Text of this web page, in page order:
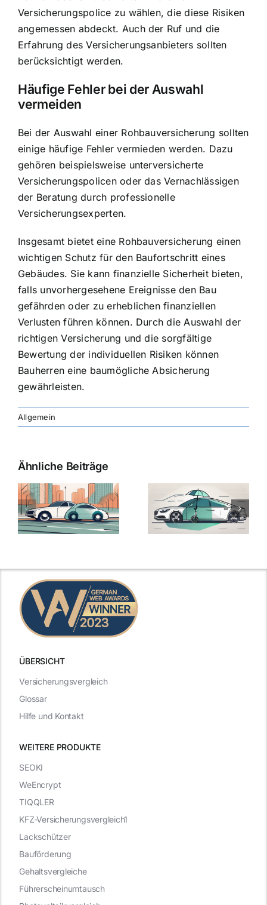
Versicherungspolice zu wählen, die diese Risiken
angemessen abdeckt. Auch der Ruf und die
Erfahrung des Versicherungsanbieters sollten
berücksichtigt werden.
Häufige Fehler bei der Auswahl
vermeiden
Bei der Auswahl einer Rohbauversicherung sollten
einige häufige Fehler vermieden werden. Dazu
gehören beispielsweise unterversicherte
Versicherungspolicen oder das Vernachlässigen
der Beratung durch professionelle
Versicherungsexperten.
Insgesamt bietet eine Rohbauversicherung einen
wichtigen Schutz für den Baufortschritt eines
Gebäudes. Sie kann finanzielle Sicherheit bieten,
falls unvorhergesehene Ereignisse den Bau
gefährden oder zu erheblichen finanziellen
Verlusten führen können. Durch die Auswahl der
richtigen Versicherung und die sorgfältige
Bewertung der individuellen Risiken können
Bauherren eine baumögliche Absicherung
gewährleisten.
Allgemein
Ähnliche Beiträge
ÜBERSICHT
WEITERE PRODUKTE
Versicherungsvergleich
Glossar
Hilfe und Kontakt
SEOKI
WeEncrypt
TIQQLER
KFZ-Versicherungsvergleich1
Lackschützer
Bauförderung
Gehaltsvergleiche
Führerscheinumtausch